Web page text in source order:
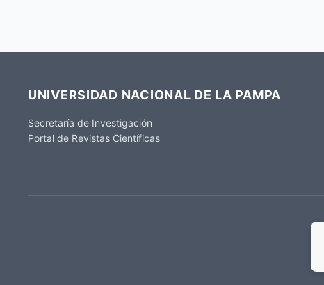
UNIVERSIDAD NACIONAL DE LA PAMPA
Secretaría de Investigación
Portal de Revistas Científicas